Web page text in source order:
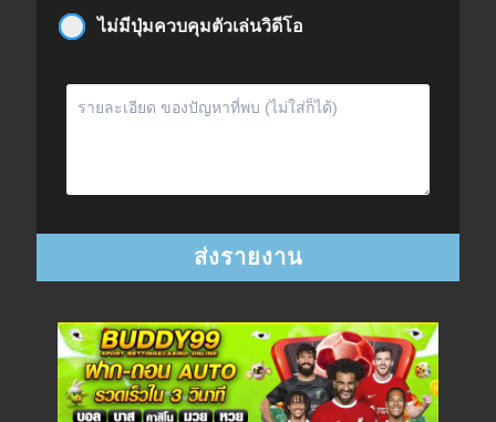
ไม่มีปุ่มควบคุมตัวเล่นวิดีโอ